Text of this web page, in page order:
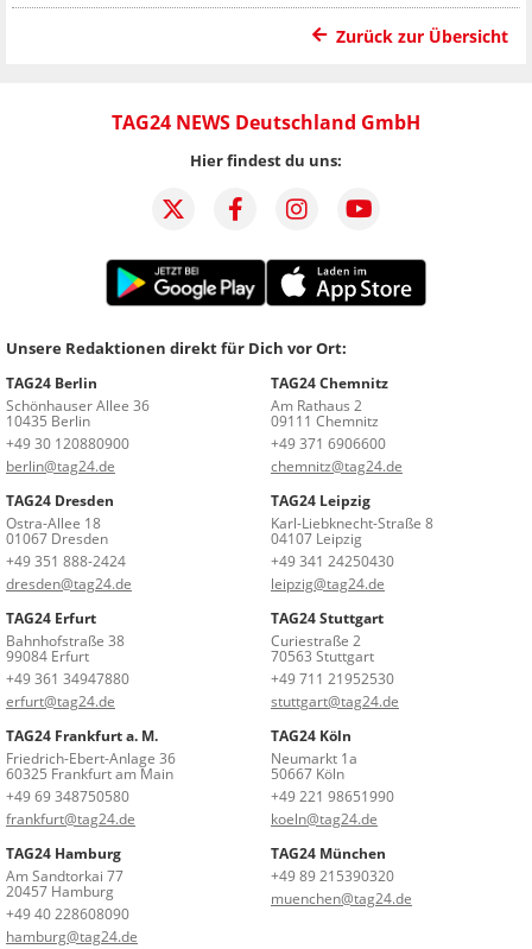
Zurück zur Übersicht
TAG24 NEWS Deutschland GmbH
Hier findest du uns:
Unsere Redaktionen direkt für Dich vor Ort:
TAG24 Berlin
Schönhauser Allee 36
10435 Berlin
+49 30 120880900
berlin@tag24.de
TAG24 Chemnitz
Am Rathaus 2
09111 Chemnitz
+49 371 6906600
chemnitz@tag24.de
TAG24 Dresden
Ostra-Allee 18
01067 Dresden
+49 351 888-2424
dresden@tag24.de
TAG24 Leipzig
Karl-Liebknecht-Straße 8
04107 Leipzig
+49 341 24250430
leipzig@tag24.de
TAG24 Erfurt
Bahnhofstraße 38
99084 Erfurt
+49 361 34947880
erfurt@tag24.de
TAG24 Stuttgart
Curiestraße 2
70563 Stuttgart
+49 711 21952530
stuttgart@tag24.de
TAG24 Frankfurt a. M.
Friedrich-Ebert-Anlage 36
60325 Frankfurt am Main
+49 69 348750580
frankfurt@tag24.de
TAG24 Köln
Neumarkt 1a
50667 Köln
+49 221 98651990
koeln@tag24.de
TAG24 Hamburg
Am Sandtorkai 77
20457 Hamburg
+49 40 228608090
hamburg@tag24.de
TAG24 München
+49 89 215390320
muenchen@tag24.de